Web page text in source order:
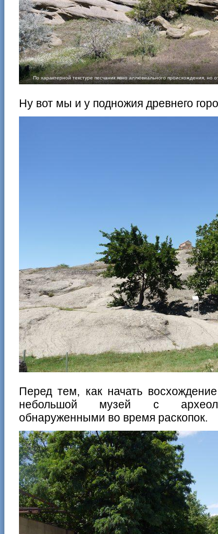
По характерной текстуре песчаник явно аллювиального происхождения,
Ну вот мы и у подножия древнего
Перед тем, как начать
небольшой музей с
обнаруженными во время раскопок.